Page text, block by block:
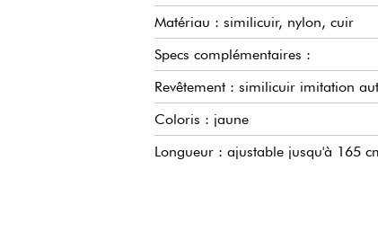
Matériau : similicuir, nylon, cuir
Specs complémentaires :
Revêtement : similicuir imitation
Coloris : jaune
Longueur : ajustable jusqu'à 165